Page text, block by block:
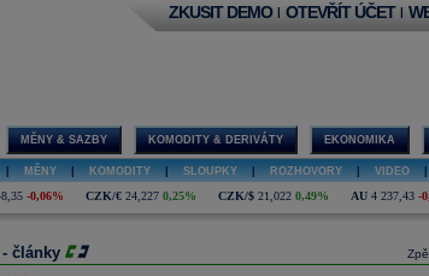
ZKUSIT DEMO | OTEVŘÍT ÚČET |
MĚNY & SAZBY KOMODITY & DERIVÁTY EKONOMIKA
MĚNY KOMODITY SLOUPKY ROZHOVORY VIDEO
-0,06% CZK/€ 24,227 0,25% CZK/$ 21,022 0,49% AU 4 237,43 -
- články